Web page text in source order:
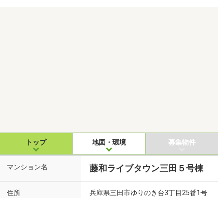
トップ 地図・環境 募集物件
マンション名 藤和ライブタウン三田５号棟
住所 兵庫県三田市ゆりのき台3丁目25番1号